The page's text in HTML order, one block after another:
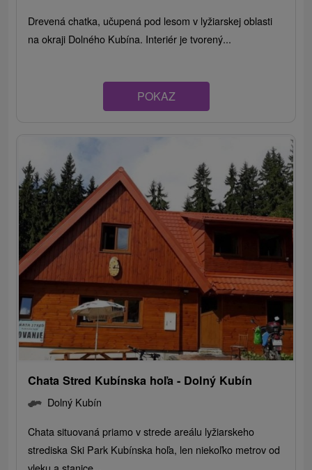
Drevená chatka, učupená pod lesom v lyžiarskej oblasti
na okraji Dolného Kubína. Interiér je tvorený...
POKAZ
Chata Stred Kubínska hoľa - Dolný Kubín
Dolný Kubín
Chata situovaná priamo v strede areálu lyžiarskeho
strediska Ski Park Kubínska hoľa, len niekoľko metrov od